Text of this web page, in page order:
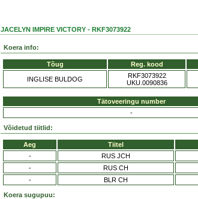
JACELYN IMPIRE VICTORY - RKF3073922
Koera info:
Tõug Reg. kood
INGLISE BULDOG
RKF3073922
UKU.0090836
Tätoveeringu number
-
Võidetud tiitlid:
Aeg Tiitel
-
RUS JCH
-
RUS CH
-
BLR CH
Koera sugupuu: